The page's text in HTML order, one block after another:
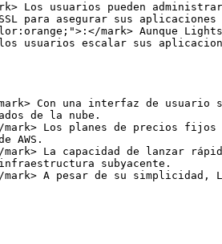
Los usuarios pueden
para asegurar sus
mark> Aunque
usuarios escalar sus
Con una interfaz de
de la nube.
Los planes de precios
AWS.
La capacidad de lanzar
subyacente.
mark> A pesar de su